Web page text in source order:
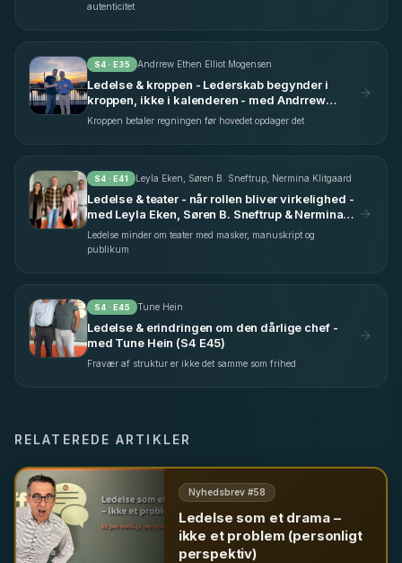
autenticitet
S4 · E35 Andrrew Ethen Elliot Mogensen
Ledelse & kroppen - Lederskab begynder i
kroppen, ikke i kalenderen - med Andrrew
Ethen Elliot Mogensen
Kroppen betaler regningen før hovedet opdager det
S4 · E41 Leyla Eken, Søren B. Sneftrup, Nermina Klitgaard
Ledelse & teater - når rollen bliver virkelighed -
med Leyla Eken, Søren B. Sneftrup & Nermina
Klitgaard
Ledelse minder om teater med masker, manuskript og
publikum
S4 · E45 Tune Hein
Ledelse & erindringen om den dårlige chef -
med Tune Hein (S4 E45)
Fravær af struktur er ikke det samme som frihed
RELATEREDE ARTIKLER
Nyhedsbrev #58
Ledelse som et drama –
ikke et problem (personligt
perspektiv)